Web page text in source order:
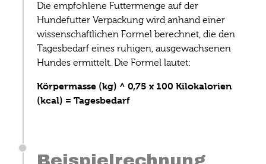
Die empfohlene Futtermenge auf der
Hundefutter Verpackung wird anhand einer
wissenschaftlichen Formel berechnet, die den
Tagesbedarf eines ruhigen, ausgewachsenen
Hundes ermittelt. Die Formel lautet:
Körpermasse (kg) ^ 0,75 x 100 Kilokalorien
(kcal) = Tagesbedarf